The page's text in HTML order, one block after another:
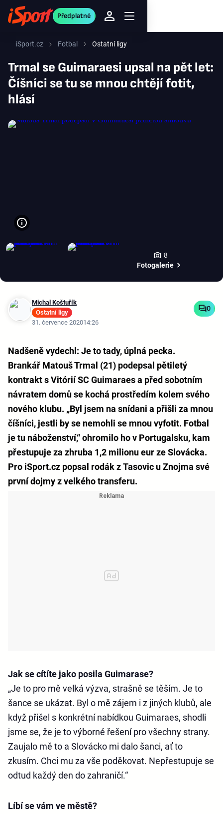
Předplatné
iSport.cz Fotbal Ostatní ligy
Trmal se Guimaraesi upsal na pět let:
Číšníci se tu se mnou chtějí fotit,
hlásí
8
Fotogalerie
Michal Koštuřík
Ostatní ligy
31. července 202014:26
0
Nadšeně vydechl: Je to tady, úplná pecka.
Brankář Matouš Trmal (21) podepsal pětiletý
kontrakt s Vitórií SC Guimaraes a před sobotním
návratem domů se kochá prostředím kolem svého
nového klubu. „Byl jsem na snídani a přišli za mnou
číšníci, jestli by se nemohli se mnou vyfotit. Fotbal
je tu náboženství,“ ohromilo ho v Portugalsku, kam
přestupuje za zhruba 1,2 milionu eur ze Slovácka.
Pro iSport.cz popsal rodák z Tasovic u Znojma své
první dojmy z velkého transferu.
Jak se cítíte jako posila Guimarase?
„Je to pro mě velká výzva, strašně se těším. Je to
šance se ukázat. Byl o mě zájem i z jiných klubů, ale
když přišel s konkrétní nabídkou Guimaraes, shodli
jsme se, že je to výborné řešení pro všechny strany.
Zaujalo mě to a Slovácko mi dalo šanci, ať to
zkusím. Chci mu za vše poděkovat. Nepřestupuje se
odtud každý den do zahraničí.“
Líbí se vám ve městě?